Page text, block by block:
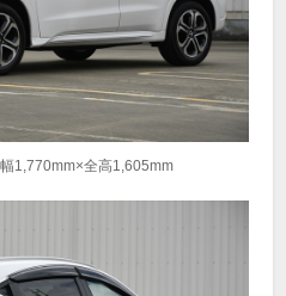
1,770mm×全高1,605mm